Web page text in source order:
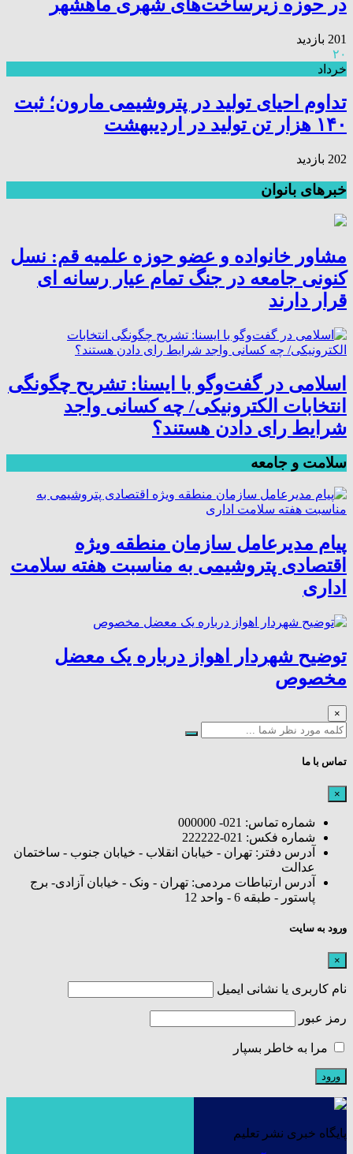
در حوزه زیرساخت‌های شهری ماهشهر
201 بازدید
۲۰
خرداد
تداوم احیای تولید در پتروشیمی مارون؛ ثبت
۱۴۰ هزار تن تولید در اردیبهشت
202 بازدید
خبرهای بانوان
مشاور خانواده و عضو حوزه علمیه قم: نسل
کنونی جامعه در جنگ تمام عیار رسانه ای
قرار دارند
اسلامی در گفت‌وگو با ایسنا: تشریح چگونگی
انتخابات الکترونیکی/ چه کسانی واجد
شرایط رای دادن هستند؟
سلامت و جامعه
پیام مدیرعامل سازمان منطقه ویژه
اقتصادی پتروشیمی به مناسبت هفته سلامت
اداری
توضیح شهردار اهواز درباره یک معضل
مخصوص
×
تماس با ما
×
شماره تماس: 021- 000000
شماره فکس: 021-222222
آدرس دفتر: تهران - خیابان انقلاب - خیابان جنوب - ساختمان
عدالت
آدرس ارتباطات مردمی: تهران - ونک - خیابان آزادی- برج
پاستور - طبقه 6 - واحد 12
ورود به سایت
×
نام کاربری یا نشانی ایمیل
رمز عبور
مرا به خاطر بسپار
پایگاه خبری نشر تعلیم